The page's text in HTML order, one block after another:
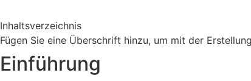
Inhaltsverzeichnis
Fügen Sie eine Überschrift hinzu, um mit der
Einführung